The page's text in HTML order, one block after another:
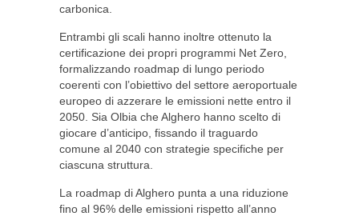
carbonica.
Entrambi gli scali hanno inoltre ottenuto la
certificazione dei propri programmi Net Zero,
formalizzando roadmap di lungo periodo
coerenti con l’obiettivo del settore aeroportuale
europeo di azzerare le emissioni nette entro il
2050. Sia Olbia che Alghero hanno scelto di
giocare d’anticipo, fissando il traguardo
comune al 2040 con strategie specifiche per
ciascuna struttura.
La roadmap di Alghero punta a una riduzione
fino al 96% delle emissioni rispetto all’anno